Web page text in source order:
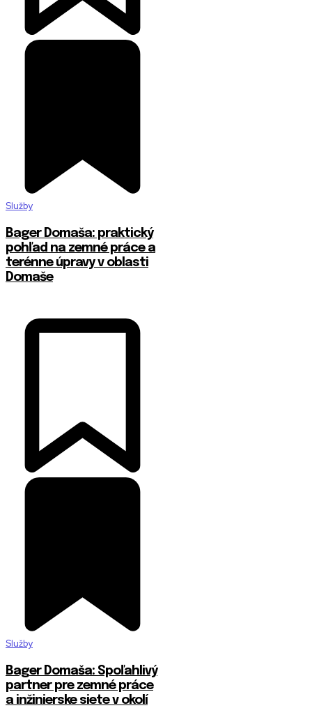
Služby
Bager Domaša: praktický
pohľad na zemné práce a
terénne úpravy v oblasti
Domaše
Služby
Bager Domaša: Spoľahlivý
partner pre zemné práce
a inžinierske siete v okolí